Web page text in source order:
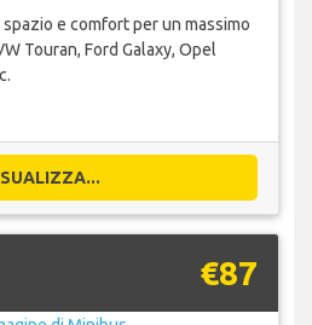
e comfort per un massimo
Touran, Ford Galaxy, Opel
€87